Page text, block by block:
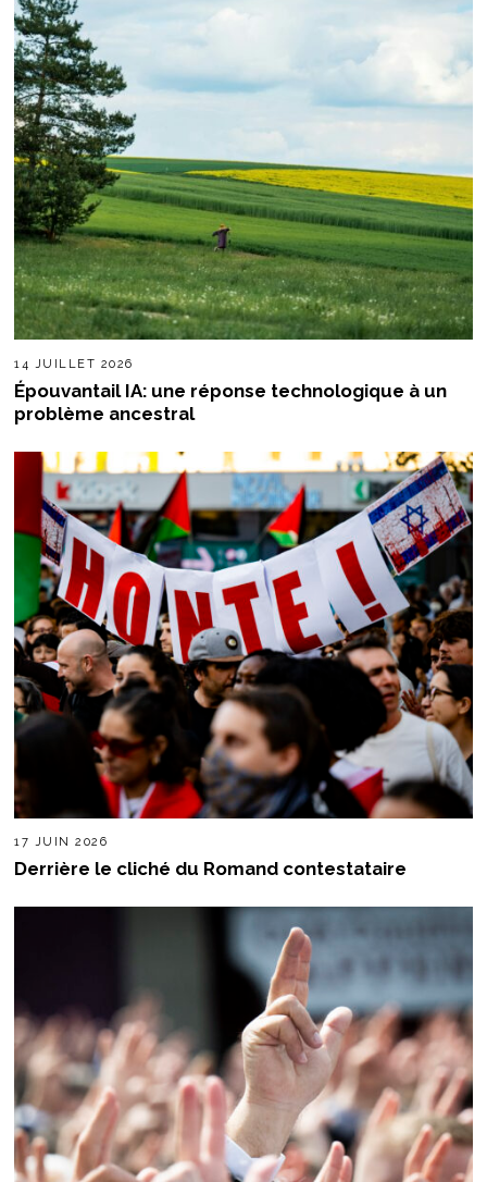
14 JUILLET 2026
Épouvantail IA: une réponse technologique à un
problème ancestral
17 JUIN 2026
Derrière le cliché du Romand contestataire